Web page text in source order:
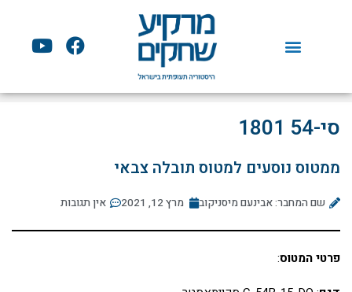
F
a
e
Y
o
t
סי-54 1801
ממטוס נוסעים למטוס תובלה צבאי
שם המחבר: אבינעם מיסניקוב מרץ 12, 2021 אין תגובות
פרטי המטוס: